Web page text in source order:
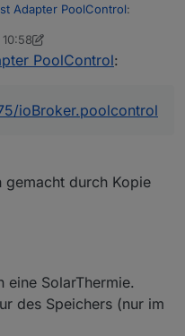
Adapter PoolControl:
PoolControl-Adapter
nicht alles umgesetzt
hast.
und zeitgesteuerte
mehreren Sensoren
↔ Pool, einstellbare
Wartungsmodus
10. Mai 2025, 13:00
PoolControl:
ioBroker.poolcontrol
gemacht durch Kopie
eine SolarThermie.
des Speichers (nur im